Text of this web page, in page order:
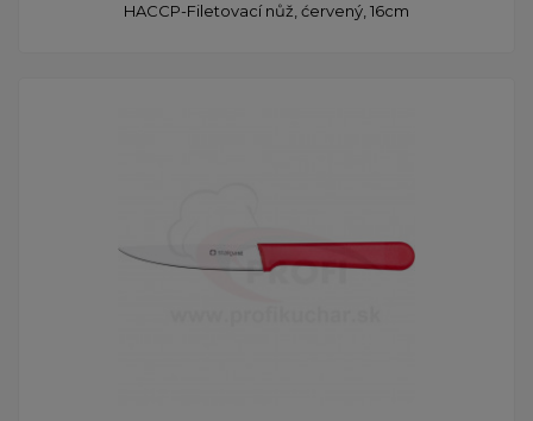
HACCP-Filetovací nůž, ćervený, 16cm